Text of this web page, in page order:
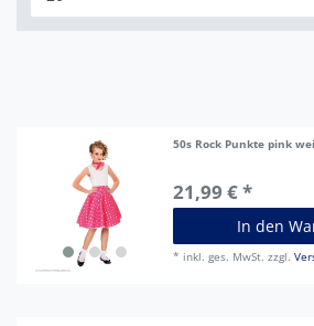
50s Rock Punkte pink
21,99 € *
In den
* inkl. ges. MwSt. zzgl.